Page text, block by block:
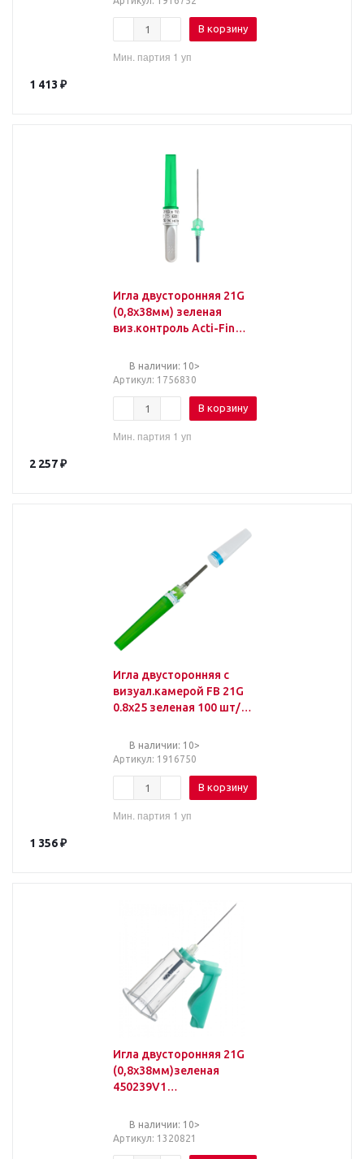
В корзину
Мин. партия 1 уп
1 413 ₽
Игла двусторонняя 21G
(0,8х38мм) зеленая
виз.контроль Acti-Fine
В наличии: 10>
Артикул: 1756830
В корзину
Мин. партия 1 уп
2 257₽
Игла двусторонняя с
визуал.камерой FB 21G
0.8х25 зеленая 100 шт/
В наличии: 10>
Артикул: 1916750
В корзину
Мин. партия 1 уп
1 356₽
Игла двусторонняя 21G
(0,8х38мм)зеленая
450239V1
30шт/уп
В наличии: 10>
Артикул: 1320821